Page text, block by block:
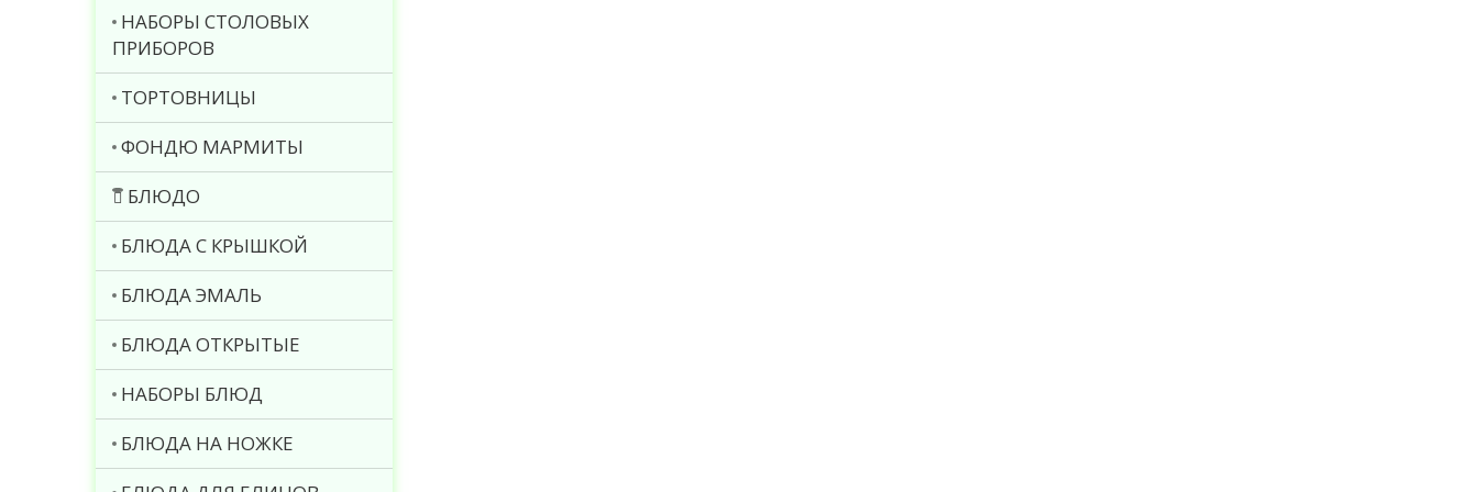
НАБОРЫ СТОЛОВЫХ
ПРИБОРОВ
ТОРТОВНИЦЫ
ФОНДЮ МАРМИТЫ
БЛЮДО
БЛЮДА С КРЫШКОЙ
БЛЮДА ЭМАЛЬ
БЛЮДА ОТКРЫТЫЕ
НАБОРЫ БЛЮД
БЛЮДА НА НОЖКЕ